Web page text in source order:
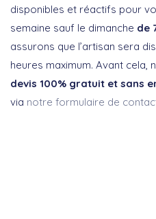
disponibles et réactifs pour
semaine sauf le dimanche de
assurons que l’artisan sera
heures maximum. Avant cela,
devis 100% gratuit et sans
via notre formulaire de